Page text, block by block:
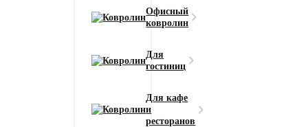
Офисный
ковролин
Для
гостиниц
Для кафе
и
ресторанов